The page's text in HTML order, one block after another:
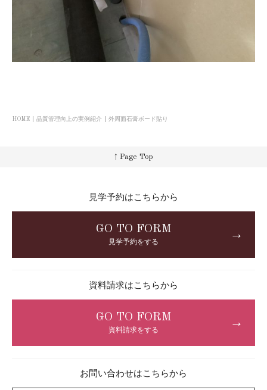
HOME 品質管理向上の実例紹介 外周面石膏ボード貼り
↑ Page Top
見学予約はこちらから
GO TO FORM
見学予約をする
→
資料請求はこちらから
GO TO FORM
資料請求をする
→
お問い合わせはこちらから